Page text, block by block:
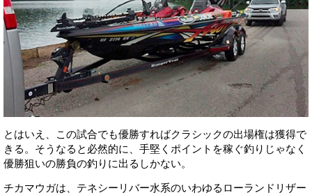
とはいえ、この試合でも優勝すればクラシックの出場権は獲得で
きる。そうなると必然的に、手堅くポイントを稼ぐ釣りじゃなく
優勝狙いの勝負の釣りに出るしかない。
チカマウガは、テネシーリバー水系のいわゆるローランドリザー